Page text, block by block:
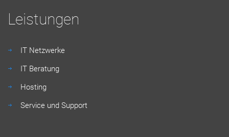
Leistungen
IT Netzwerke
IT Beratung
Hosting
Service und Support